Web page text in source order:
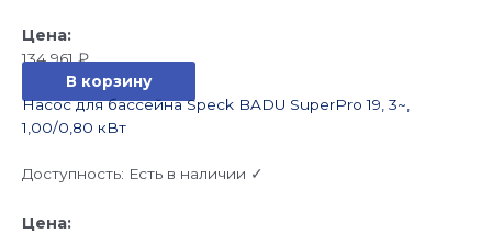
134 961₽
В корзину
Насос для бассейна Speck BADU SuperPro 19, 3~,
1,00/0,80 кВт
Доступность: Есть в наличии ✓